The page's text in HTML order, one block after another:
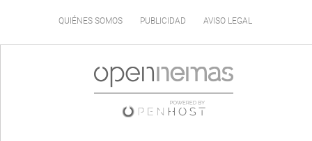
QUIÉNES SOMOS PUBLICIDAD AVISO LEGAL